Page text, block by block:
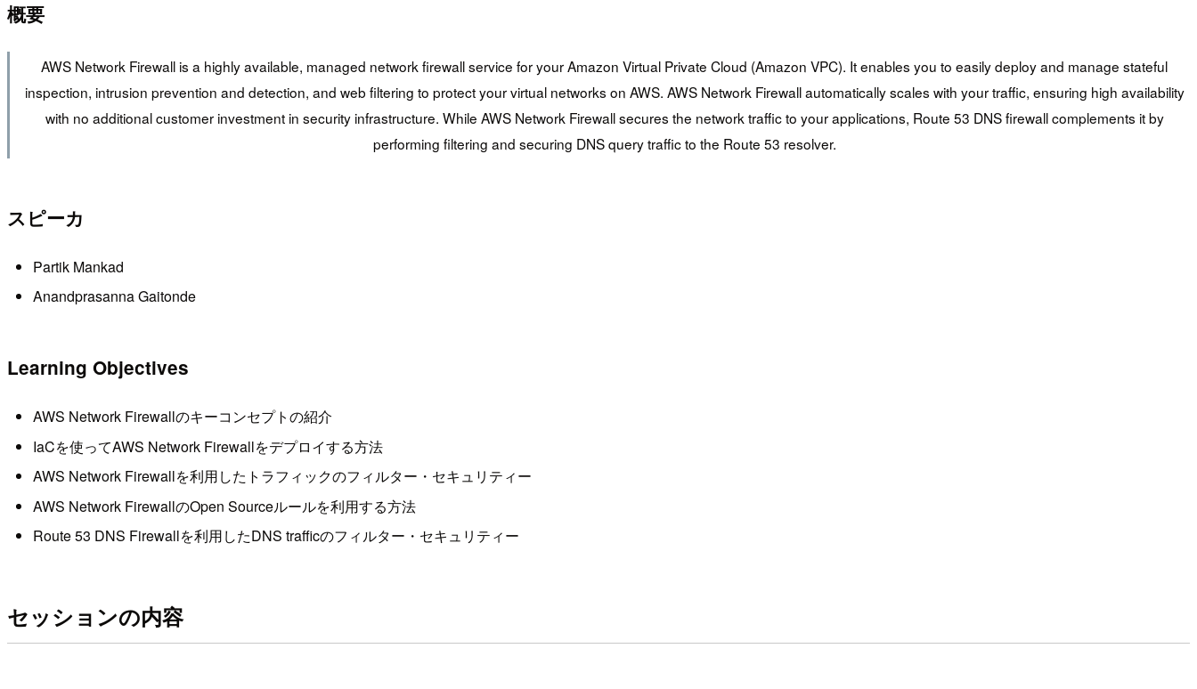
概要
AWS Network Firewall is a highly available, managed network firewall service for your Amazon Virtual Private Cloud (Amazon VPC). It enables you to easily deploy and manage stateful
inspection, intrusion prevention and detection, and web filtering to protect your virtual networks on AWS. AWS Network Firewall automatically scales with your traffic, ensuring high availability
with no additional customer investment in security infrastructure. While AWS Network Firewall secures the network traffic to your applications, Route 53 DNS firewall complements it by
performing filtering and securing DNS query traffic to the Route 53 resolver.
スピーカ
Partik Mankad
Anandprasanna Gaitonde
Learning Objectives
AWS Network Firewallのキーコンセプトの紹介
IaCを使ってAWS Network Firewallをデプロイする方法
AWS Network Firewallを利用したトラフィックのフィルター・セキュリティー
AWS Network FirewallのOpen Sourceルールを利用する方法
Route 53 DNS Firewallを利用したDNS trafficのフィルター・セキュリティー
セッションの内容